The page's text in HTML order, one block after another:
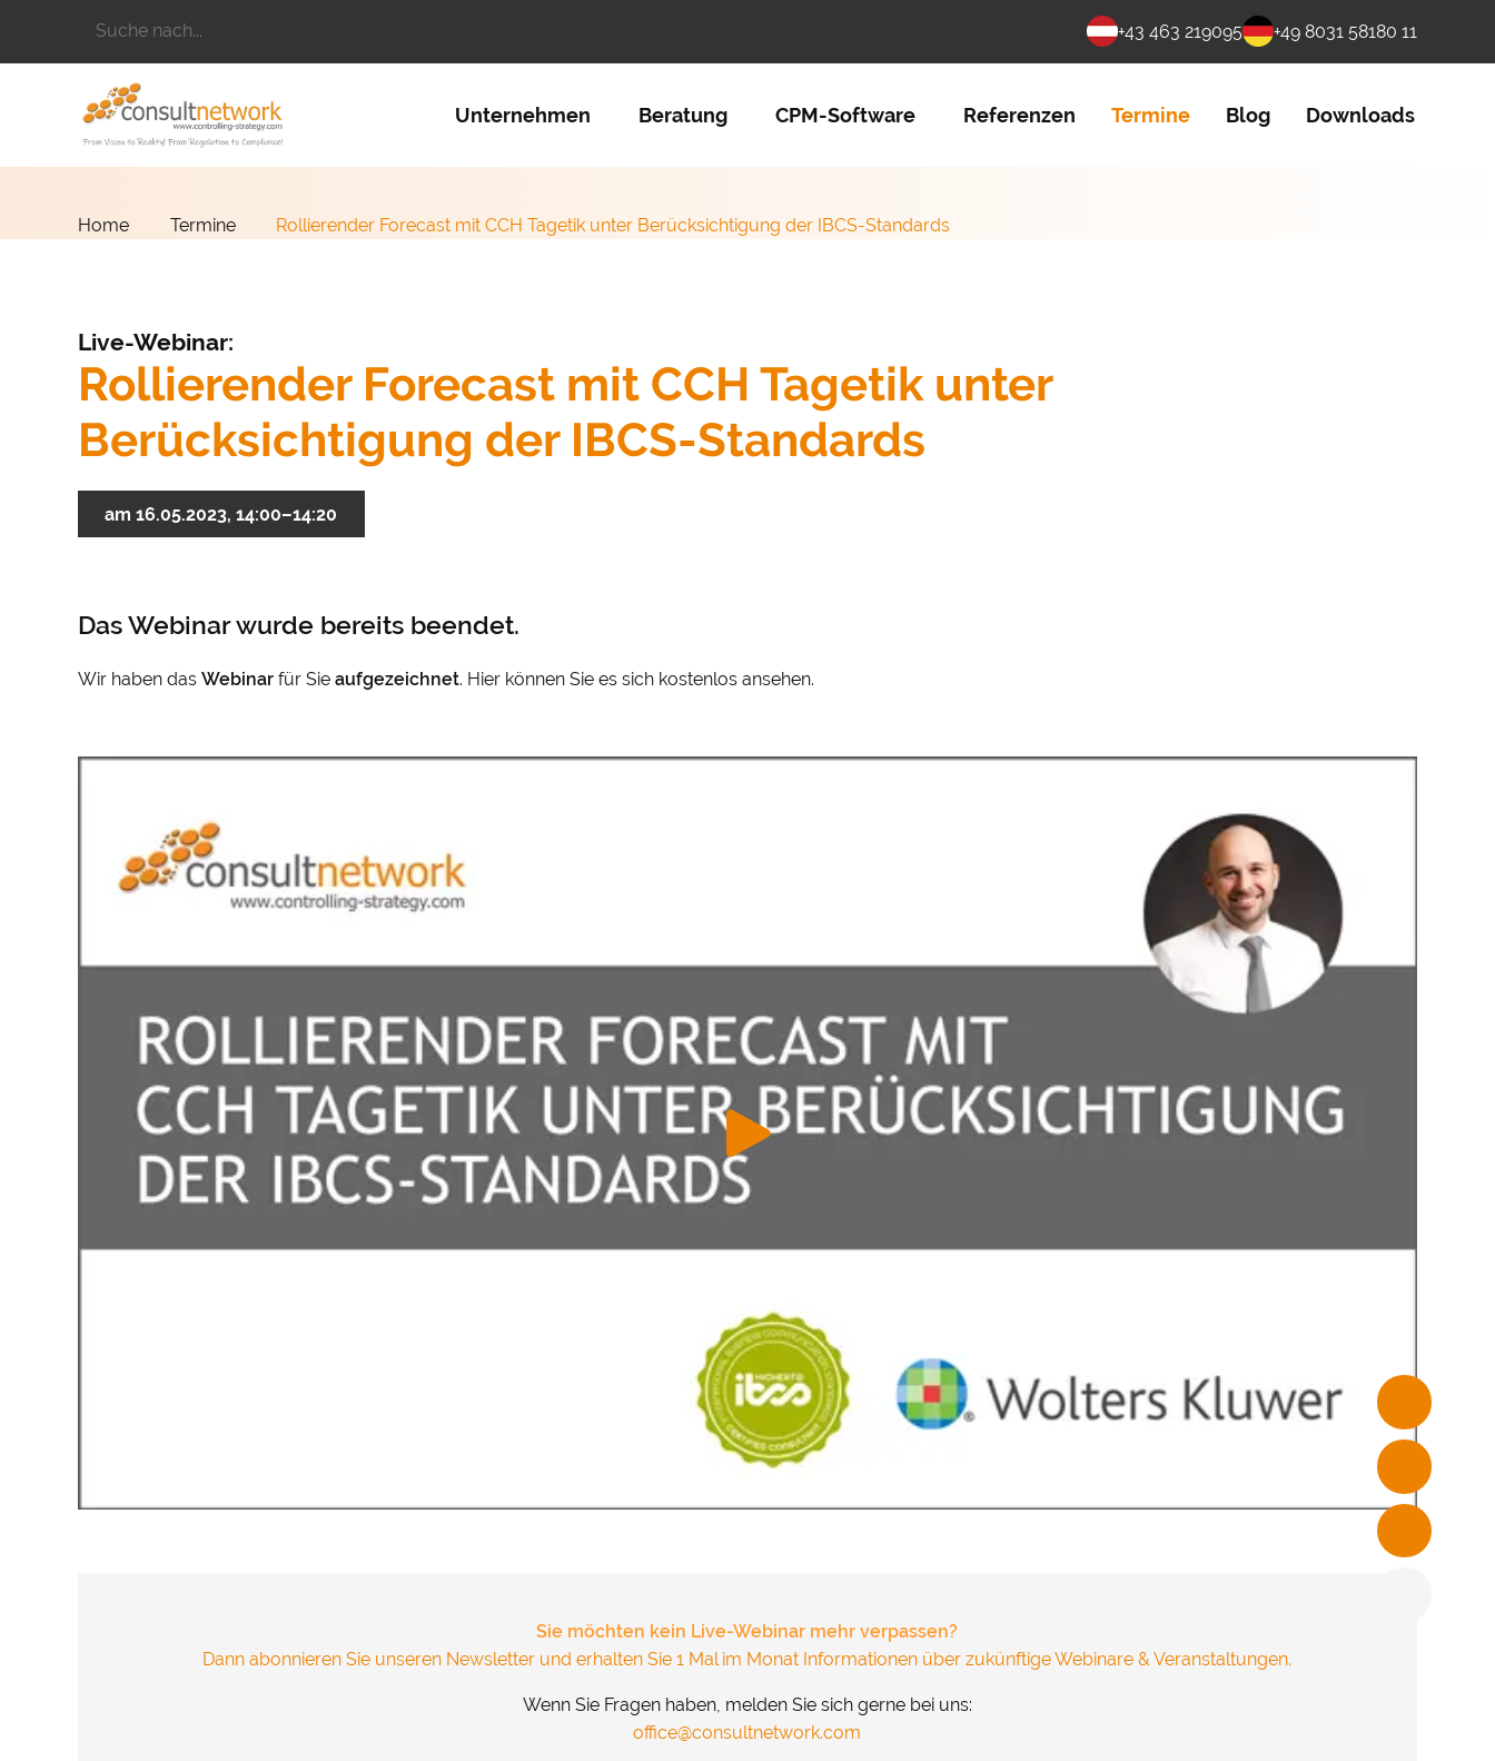
+43 463 219095 +49 8031 58180 11
Unternehmen Beratung CPM-Software Referenzen Termine Blog Downloads
Home Termine Rollierender Forecast mit CCH Tagetik unter Berücksichtigung der IBCS-Standards
Live-Webinar:
Rollierender Forecast mit CCH Tagetik unter
Berücksichtigung der IBCS-Standards
am 16.05.2023, 14:00–14:20
Das Webinar wurde bereits beendet.
Wir haben das Webinar für Sie aufgezeichnet. Hier können Sie es sich kostenlos ansehen.
Sie möchten kein Live-Webinar mehr verpassen?
Dann abonnieren Sie unseren Newsletter und erhalten Sie 1 Mal im Monat Informationen über zukünftige Webinare & Veranstaltungen.
Wenn Sie Fragen haben, melden Sie sich gerne bei uns:
office@consultnetwork.com
Cookie- & Datenschutz­einstellungen
Mit Ihrer Zustimmung möchten wir Google Analytics (anonymisierte
Besucherstatistik), Google Maps (Routenplanung) und YouTube (Videos) auf unserer
übertragen und Cookies gesetzt. Über Ihre Zustimmung würden wir uns freuen.
EINSTELLUNGEN